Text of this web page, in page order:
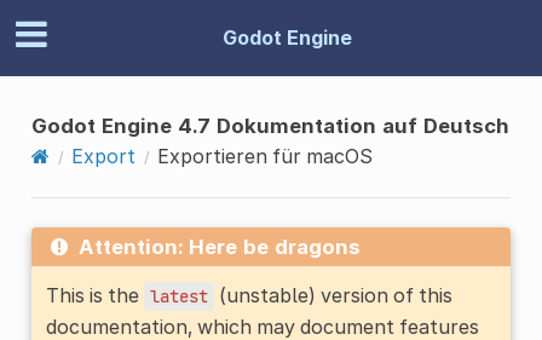
Godot Engine
Godot Engine 4.7 Dokumentation auf Deutsch
Export
Exportieren für macOS
Attention: Here be dragons
This is the latest (unstable) version of this
documentation, which may document features